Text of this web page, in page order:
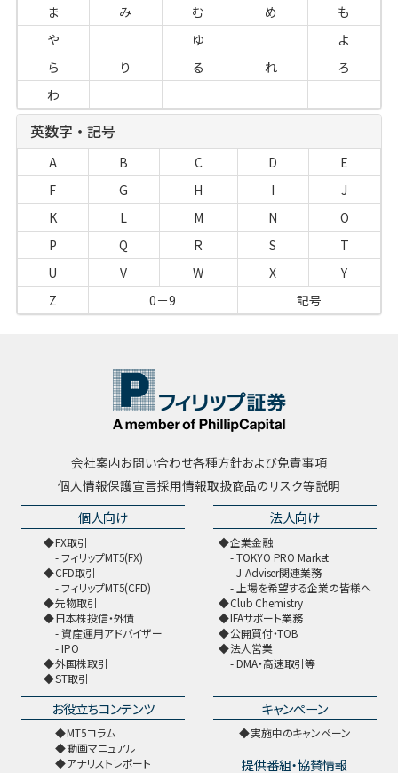
ま
み む め
も
や
ゆ
よ
ら
り る れ
ろ
わ
英数字・記号
A B C D
E
F
G H I
J
K
L M N
O
P
Q R S
T
U
V W X
Y
Z
0－9 記号
会社案内お問い合わせ各種方針および免責事項
個人情報保護宣言採用情報取扱商品のリスク等説明
個人向け
FX取引
フィリップMT5(FX)
CFD取引
フィリップMT5(CFD)
先物取引
日本株投信・外債
資産運用アドバイザー
IPO
外国株取引
ST取引
法人向け
企業金融
TOKYO PRO Market
J-Adviser関連業務
上場を希望する企業の皆様へ
Club Chemistry
IFAサポート業務
公開買付・TOB
法人営業
DMA・高速取引等
お役立ちコンテンツ
MT5コラム
動画マニュアル
アナリストレポート
キャンペーン
実施中のキャンペーン
提供番組・協賛情報